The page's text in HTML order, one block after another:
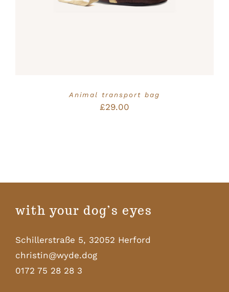
Animal transport bag
£29.00
with your dog’s eyes
Schillerstraße 5, 32052 Herford
christin@wyde.dog
0172 75 28 28 3